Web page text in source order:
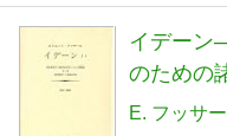
イデーン
のための
E. フッサ